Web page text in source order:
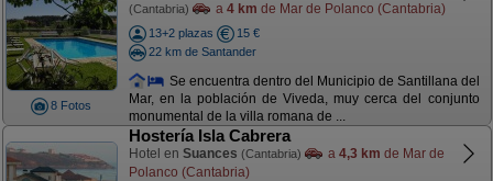
8 Fotos
(Cantabria) a 4 km de Mar de Polanco (Cantabria)
13+2 plazas
15 €
22 km de Santander
Se encuentra dentro del Municipio de Santillana del
Mar, en la población de Viveda, muy cerca del conjunto
monumental de la villa romana de ...
Hostería Isla Cabrera
Hotel en Suances (Cantabria) a 4,3 km de Mar de
Polanco (Cantabria)